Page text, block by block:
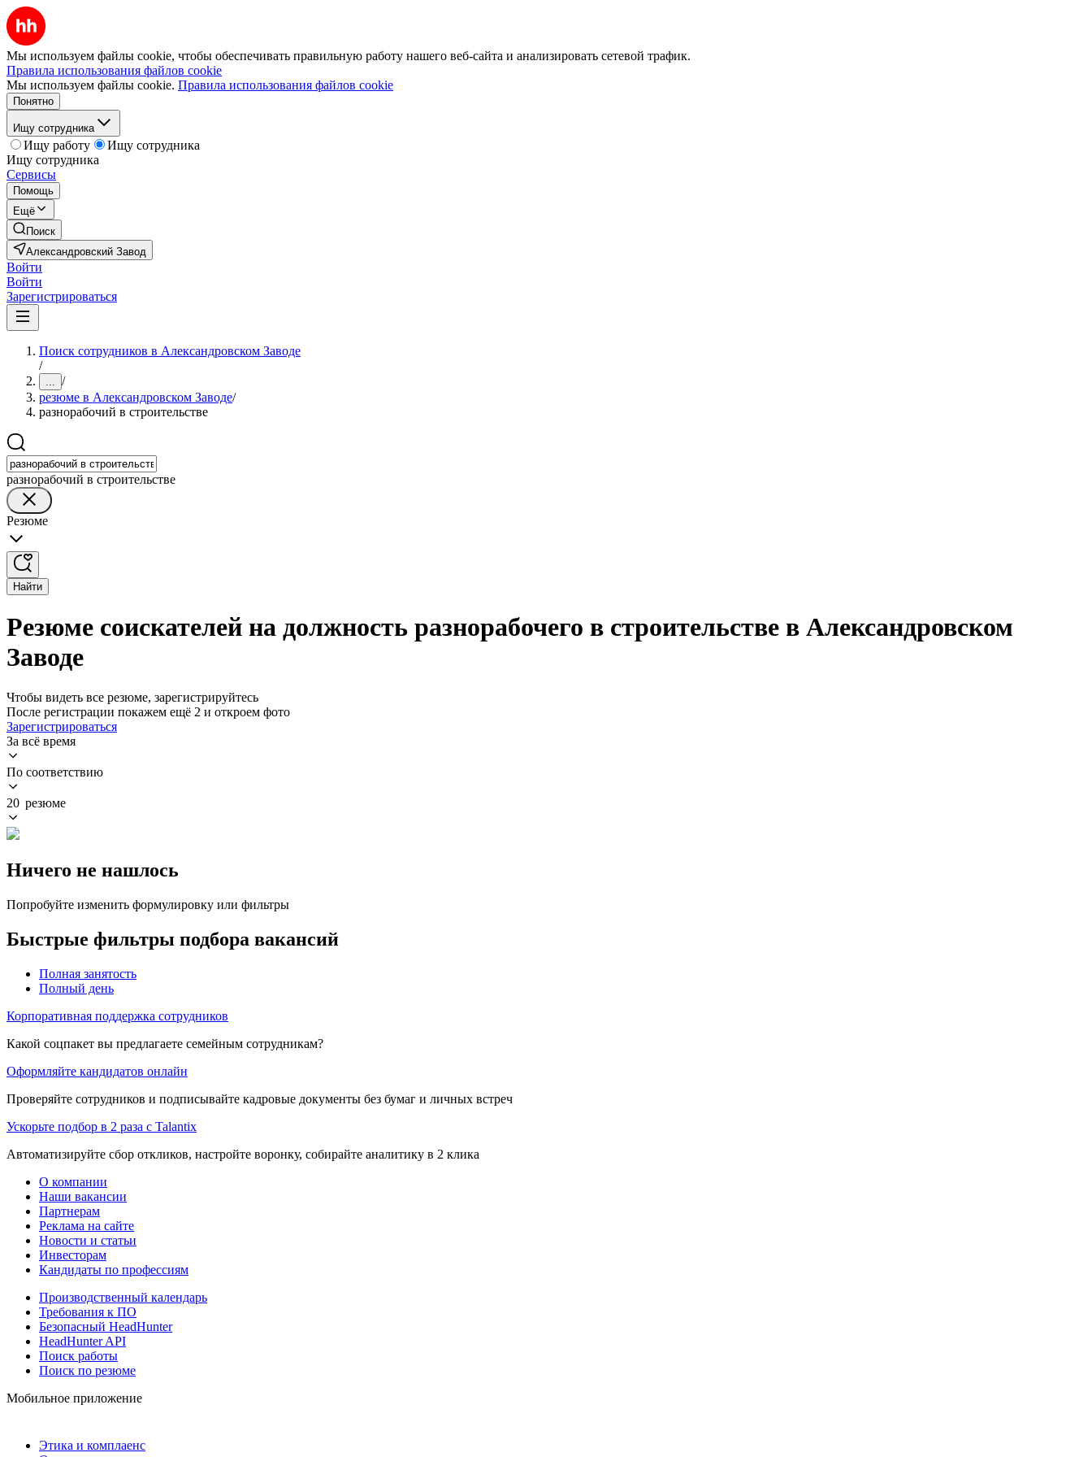
Мы используем файлы cookie, чтобы обеспечивать правильную работу нашего веб-сайта и анализировать сетевой трафик.
Правила использования файлов cookie
Мы используем файлы cookie. Правила использования файлов cookie
Понятно
Ищу сотрудника
Ищу работу
Ищу сотрудника
Ищу сотрудника
Сервисы
Помощь
Ещё
Поиск
Александровский Завод
Войти
Войти
Зарегистрироваться
Поиск сотрудников в Александровском Заводе
/
... /
резюме в Александровском Заводе/
разнорабочий в строительстве
разнорабочий в строительстве
Резюме
Найти
Резюме соискателей на должность разнорабочего в строительстве в Александровском
Заводе
Чтобы видеть все резюме, зарегистрируйтесь
После регистрации покажем ещё 2 и откроем фото
Зарегистрироваться
За всё время
По соответствию
20 резюме
Ничего не нашлось
Попробуйте изменить формулировку или фильтры
Быстрые фильтры подбора вакансий
Полная занятость
Полный день
Корпоративная поддержка сотрудников
Какой соцпакет вы предлагаете семейным сотрудникам?
Оформляйте кандидатов онлайн
Проверяйте сотрудников и подписывайте кадровые документы без бумаг и личных встреч
Ускорьте подбор в 2 раза с Talantix
Автоматизируйте сбор откликов, настройте воронку, собирайте аналитику в 2 клика
О компании
Наши вакансии
Партнерам
Реклама на сайте
Новости и статьи
Инвесторам
Кандидаты по профессиям
Производственный календарь
Требования к ПО
Безопасный HeadHunter
HeadHunter API
Поиск работы
Поиск по резюме
Мобильное приложение
Этика и комплаенс